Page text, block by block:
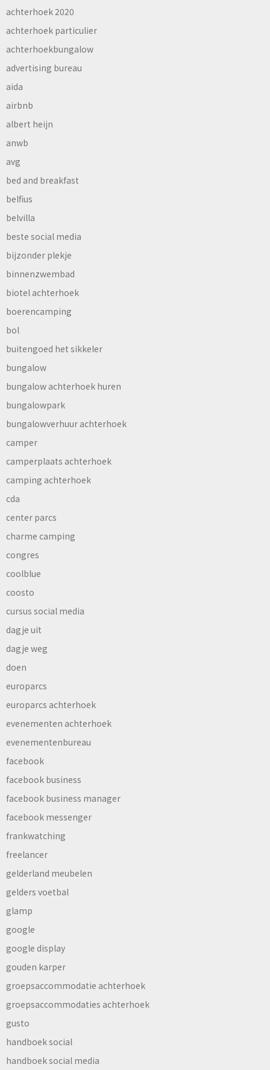
achterhoek 2020
achterhoek particulier
achterhoekbungalow
advertising bureau
aida
airbnb
albert heijn
anwb
avg
bed and breakfast
belfius
belvilla
beste social media
bijzonder plekje
binnenzwembad
biotel achterhoek
boerencamping
bol
buitengoed het sikkeler
bungalow
bungalow achterhoek huren
bungalowpark
bungalowverhuur achterhoek
camper
camperplaats achterhoek
camping achterhoek
cda
center parcs
charme camping
congres
coolblue
coosto
cursus social media
dagje uit
dagje weg
doen
europarcs
europarcs achterhoek
evenementen achterhoek
evenementenbureau
facebook
facebook business
facebook business manager
facebook messenger
frankwatching
freelancer
gelderland meubelen
gelders voetbal
glamp
google
google display
gouden karper
groepsaccommodatie achterhoek
groepsaccommodaties achterhoek
gusto
handboek social
handboek social media